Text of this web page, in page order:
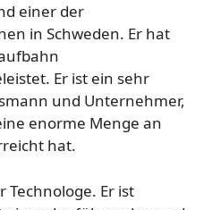
einer der
in Schweden. Er hat
Er ist ein sehr
und Unternehmer,
enorme Menge an
hat.
Technologe. Er ist